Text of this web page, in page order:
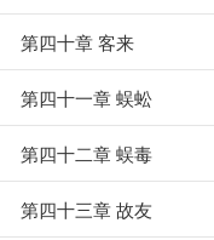
第四十章 客来
第四十一章 蜈蚣
第四十二章 蜈毒
第四十三章 故友